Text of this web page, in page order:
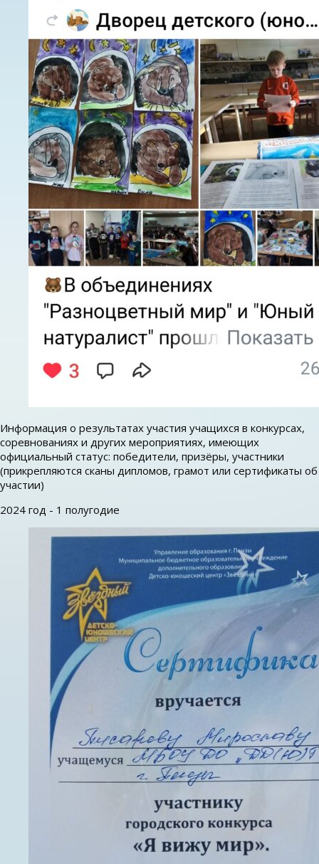
Информация о результатах участия учащихся в конкурсах,
соревнованиях и других мероприятиях, имеющих
официальный статус: победители, призёры, участники
(прикрепляются сканы дипломов, грамот или сертификаты об
участии)
2024 год - 1 полугодие